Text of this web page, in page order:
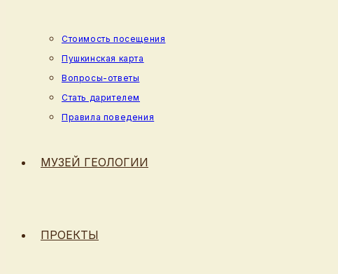
Стоимость посещения
Пушкинская карта
Вопросы-ответы
Стать дарителем
Правила поведения
МУЗЕЙ ГЕОЛОГИИ
ПРОЕКТЫ